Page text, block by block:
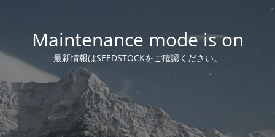
Maintenance mode is on
最新情報はSEEDSTOCKをご確認ください。